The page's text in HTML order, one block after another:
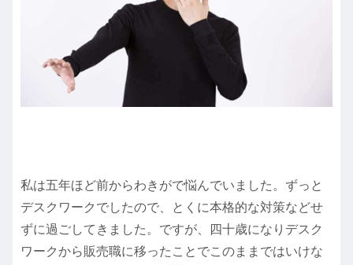
私は五年ほど前からわきがで悩んでいました。ずっと
デスクワークでしたので、とくに本格的な対策などせ
ずに過ごしてきました。ですが、四十歳になりデスク
ワークから販売職に移ったことでこのままではいけな